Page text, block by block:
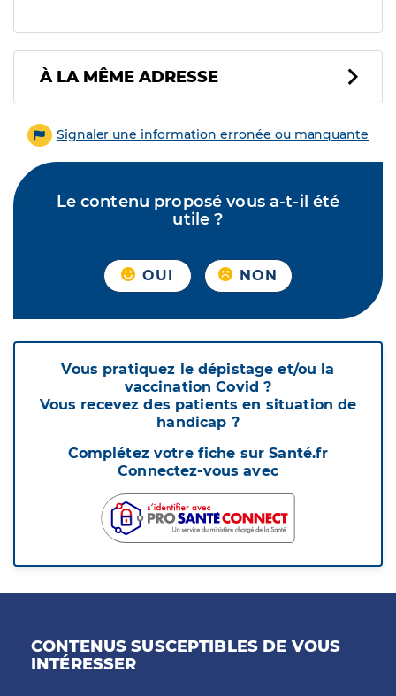
À LA MÊME ADRESSE
Signaler une information erronée ou manquante
Le contenu proposé vous a-t-il été
utile ?
OUI NON
Vous pratiquez le dépistage et/ou la
vaccination Covid ?
Vous recevez des patients en situation de
handicap ?
Complétez votre fiche sur Santé.fr
Connectez-vous avec
CONTENUS SUSCEPTIBLES DE VOUS
INTÉRESSER